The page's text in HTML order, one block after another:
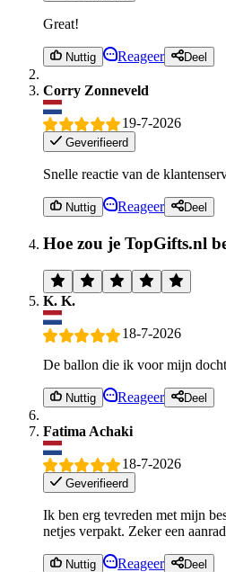
Great!
Nuttig Reageer Deel
Corry Zonneveld
19-7-2026
Geverifieerd
Snelle reactie van de
Nuttig Reageer Deel
Hoe zou je TopGifts.nl
K. K.
18-7-2026
De ballon die ik voor mijn
Nuttig Reageer Deel
Fatima Achaki
18-7-2026
Geverifieerd
Ik ben erg tevreden met mijn
netjes verpakt. Zeker een
Nuttig Reageer Deel